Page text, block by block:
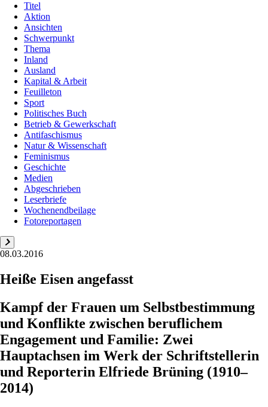
Titel
Aktion
Ansichten
Schwerpunkt
Thema
Inland
Ausland
Kapital & Arbeit
Feuilleton
Sport
Politisches Buch
Betrieb & Gewerkschaft
Antifaschismus
Natur & Wissenschaft
Feminismus
Geschichte
Medien
Abgeschrieben
Leserbriefe
Wochenendbeilage
Fotoreportagen
08.03.2016
Heiße Eisen angefasst
Kampf der Frauen um Selbstbestimmung
und Konflikte zwischen beruflichem
Engagement und Familie: Zwei
Hauptachsen im Werk der Schriftstellerin
und Reporterin Elfriede Brüning (1910–
2014)